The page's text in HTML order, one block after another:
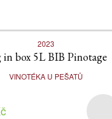
2023
in box 5L BIB Pinotage
VINOTÉKA U PEŠATŮ